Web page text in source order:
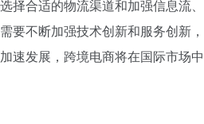
合适的物流渠道和加强信息流、
要不断加强技术创新和服务创新，
速发展，跨境电商将在国际市场中